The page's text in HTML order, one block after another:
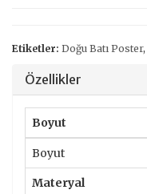
Etiketler: Doğu Batı Poster,
Özellikler
Boyut
Boyut
Materyal